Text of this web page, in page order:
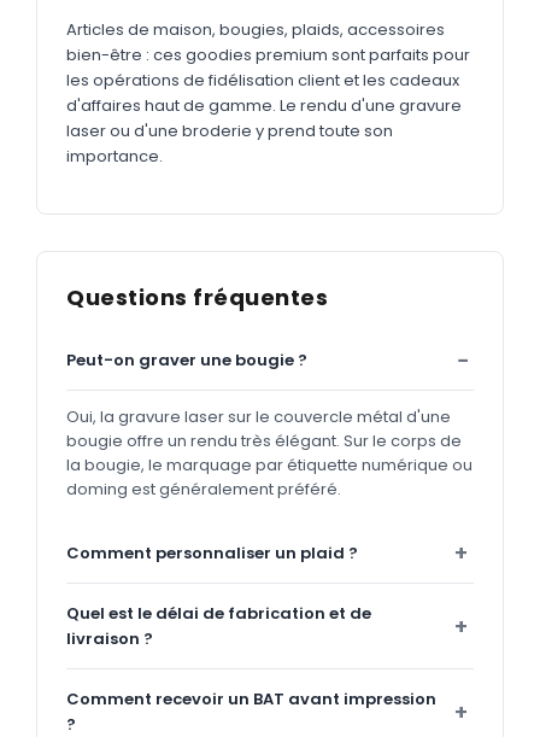
Articles de maison, bougies, plaids, accessoires
bien-être : ces goodies premium sont parfaits pour
les opérations de fidélisation client et les cadeaux
d'affaires haut de gamme. Le rendu d'une gravure
laser ou d'une broderie y prend toute son
importance.
Questions fréquentes
Peut-on graver une bougie ?
Oui, la gravure laser sur le couvercle métal d'une
bougie offre un rendu très élégant. Sur le corps de
la bougie, le marquage par étiquette numérique ou
doming est généralement préféré.
Comment personnaliser un plaid ?
Quel est le délai de fabrication et de
livraison ?
Comment recevoir un BAT avant impression
?